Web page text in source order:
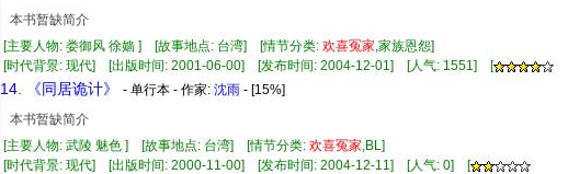
本书暂缺简介
[主要人物: 娄御风 徐嫱 ] [故事地点: 台湾] [情节分类: 欢喜冤家,家族恩怨]
[时代背景: 现代] [出版时间: 2001-06-00] [发布时间: 2004-12-01] [人气: 1551] [
14. 《同居诡计》 - 单行本 - 作家: 沈雨 - [15%]
本书暂缺简介
[主要人物: 武陵 魅色 ] [故事地点: 台湾] [情节分类: 欢喜冤家,BL]
[时代背景: 现代] [出版时间: 2000-11-00] [发布时间: 2004-12-11] [人气: 0] [